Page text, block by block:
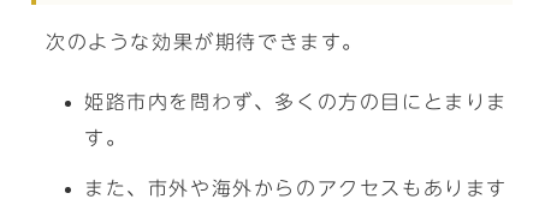
次のような効果が期待できます。
姫路市内を問わず、多くの方の目にとまりま
す。
また、市外や海外からのアクセスもあります